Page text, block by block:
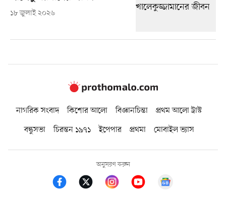
১৮ জুলাই ২০২৬
নাগরিক সংবাদ কিশোর আলো বিজ্ঞানচিন্তা
প্রথম আলো ট্রাস্ট
বন্ধুসভা
চিরন্তন ১৯৭১ ইপেপার প্রথমা মোবাইল ভ্যাস
অনুসরণ করুন